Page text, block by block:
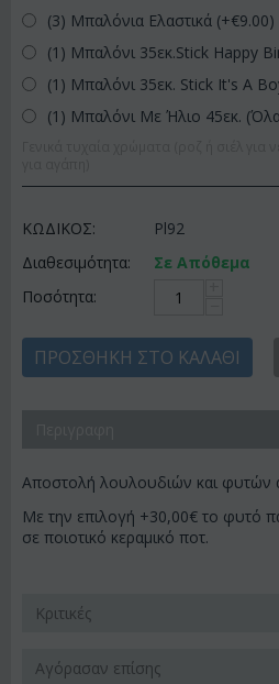
(3) Μπαλόνια Ελαστικά (+€9.00)
(1) Μπαλόνι 35εκ.Stick Happy
(1) Μπαλόνι 35εκ. Stick It's A
(1) Μπαλόνι Με Ήλιο 45εκ.
ΚΩΔΙΚΟΣ:
Pl92
Διαθεσιμότητα:
Σε Απόθεμα
Ποσότητα:
ΠΡΟΣΘΉΚΗ ΣΤΟ ΚΑΛΆΘΙ
Αποστολή λουλουδιών και φυτών
Με την επιλογή +30,00€ το φυτό
σε ποιοτικό κεραμικό ποτ.
Κριτικές
Αγόρασαν επίσης